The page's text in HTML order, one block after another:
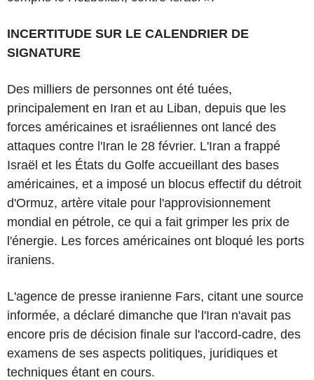
INCERTITUDE SUR LE CALENDRIER DE
SIGNATURE
Des milliers de personnes ont été tuées,
principalement en Iran et au Liban, depuis que les
forces américaines et israéliennes ont lancé des
attaques contre l'Iran le 28 février. L'Iran a frappé
Israël et les États du Golfe accueillant des bases
américaines, et a imposé un blocus effectif du détroit
d'Ormuz, artère vitale pour l'approvisionnement
mondial en pétrole, ce qui a fait grimper les prix de
l'énergie. Les forces américaines ont bloqué les ports
iraniens.
L'agence de presse iranienne Fars, citant une source
informée, a déclaré dimanche que l'Iran n'avait pas
encore pris de décision finale sur l'accord-cadre, des
examens de ses aspects politiques, juridiques et
techniques étant en cours.